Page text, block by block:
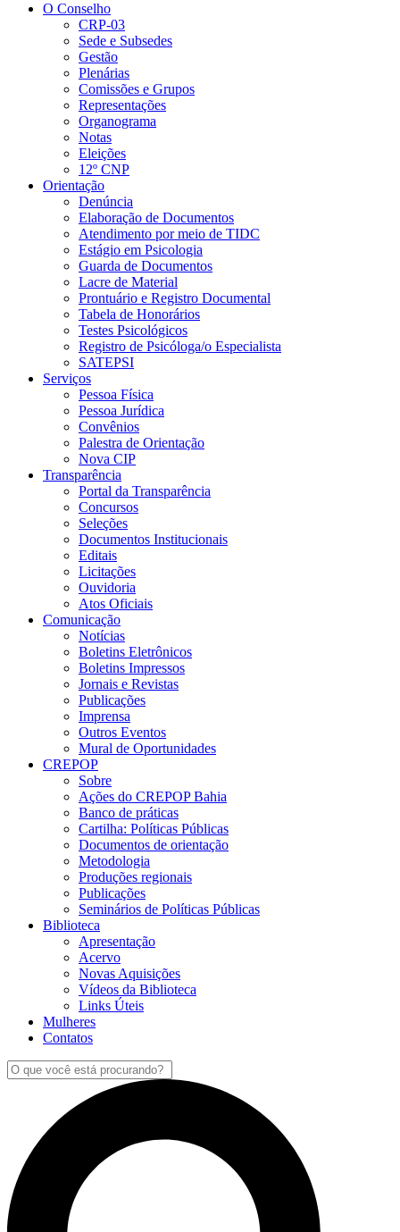
O Conselho
CRP-03
Sede e Subsedes
Gestão
Plenárias
Comissões e Grupos
Representações
Organograma
Notas
Eleições
12º CNP
Orientação
Denúncia
Elaboração de Documentos
Atendimento por meio de TIDC
Estágio em Psicologia
Guarda de Documentos
Lacre de Material
Prontuário e Registro Documental
Tabela de Honorários
Testes Psicológicos
Registro de Psicóloga/o Especialista
SATEPSI
Serviços
Pessoa Física
Pessoa Jurídica
Convênios
Palestra de Orientação
Nova CIP
Transparência
Portal da Transparência
Concursos
Seleções
Documentos Institucionais
Editais
Licitações
Ouvidoria
Atos Oficiais
Comunicação
Notícias
Boletins Eletrônicos
Boletins Impressos
Jornais e Revistas
Publicações
Imprensa
Outros Eventos
Mural de Oportunidades
CREPOP
Sobre
Ações do CREPOP Bahia
Banco de práticas
Cartilha: Políticas Públicas
Documentos de orientação
Metodologia
Produções regionais
Publicações
Seminários de Políticas Públicas
Biblioteca
Apresentação
Acervo
Novas Aquisições
Vídeos da Biblioteca
Links Úteis
Mulheres
Contatos